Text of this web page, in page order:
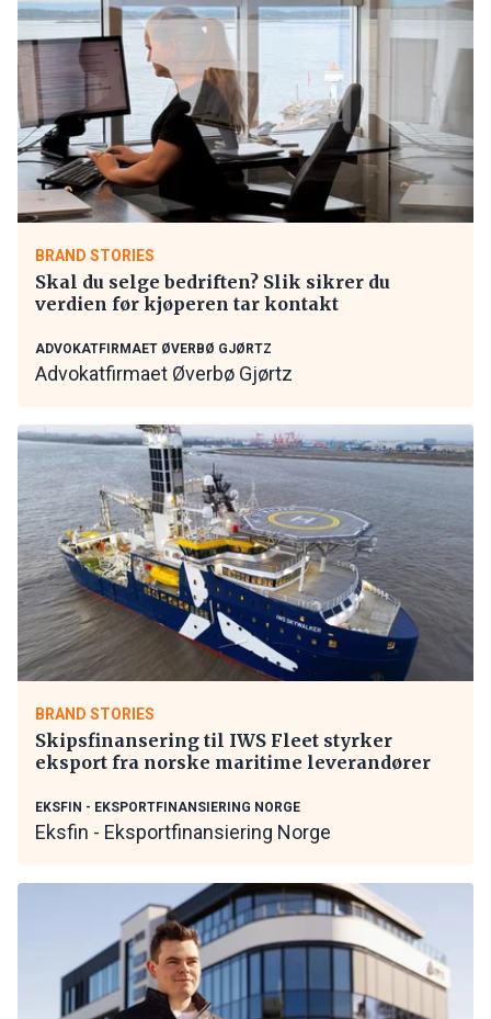
BRAND STORIES
Skal du selge bedriften? Slik sikrer du
verdien før kjøperen tar kontakt
ADVOKATFIRMAET ØVERBØ GJØRTZ
Advokatfirmaet Øverbø Gjørtz
BRAND STORIES
Skipsfinansering til IWS Fleet styrker
eksport fra norske maritime leverandører
EKSFIN - EKSPORTFINANSIERING NORGE
Eksfin - Eksportfinansiering Norge